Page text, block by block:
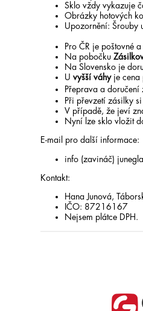
Sklo vždy vykazuje
Obrázky hotových
Upozornění: Šrouby
Pro ČR je poštovné
Na pobočku
Na Slovensko je
Uvyšší váhyje cena
Přeprava a
Při převzetí zásilky
V případě, že jeví
Nyní lze sklo vložit
E-mail pro další informace:
info (zavináč)
Kontakt:
Hana Junová,
IČO: 87216167
Nejsem plátce DPH.